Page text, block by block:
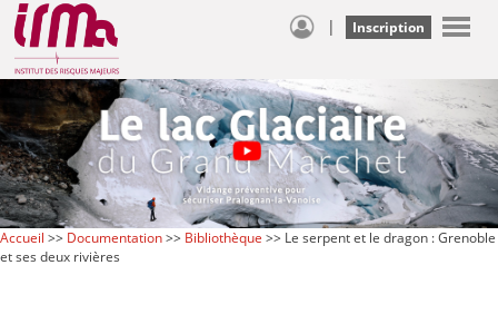
| Inscription
Accueil >> Documentation>> Bibliothèque >> Le serpent et le dragon : Grenoble
et ses deux rivières